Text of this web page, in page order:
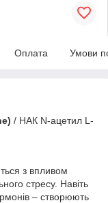
Оплата Умови
/ НАК N-ацетил L-
з впливом
стресу. Навіть
– створюють